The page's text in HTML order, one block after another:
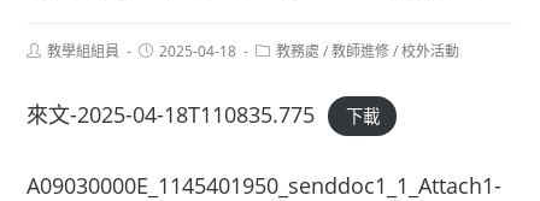
Post教學組組員
Post2025-04-18
Post教務處 / 教師進修 / 校外活動
來文-2025-04-18T110835.775 下載
A09030000E_1145401950_senddoc1_1_Attach1-